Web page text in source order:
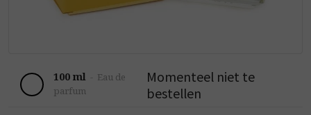
100 ml - Eau de
parfum
Momenteel niet te
bestellen